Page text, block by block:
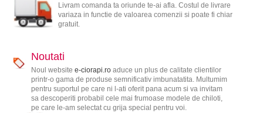
Livram comanda ta oriunde te-ai afla. Costul de livrare
variaza in functie de valoarea comenzii si poate fi chiar
gratuit.
Noutati
Noul website e-ciorapi.roaduce un plus de calitate clientilor
printr-o gama de produse semnificativ imbunatatita. Multumim
pentru suportul pe care ni l-ati oferit pana acum si va invitam
sa descoperiti probabil cele mai frumoase modele de chiloti,
pe care le-am selectat cu grija special pentru voi.